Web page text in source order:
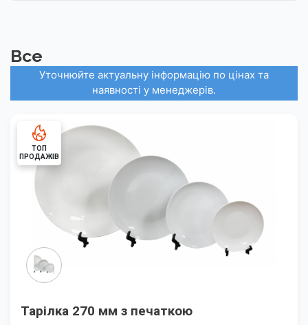
Все
Уточнюйте актуальну інформацію по цінах та
наявності у менеджерів.
Тарілка 270 мм з печаткою
ТОП
ПРОДАЖІВ